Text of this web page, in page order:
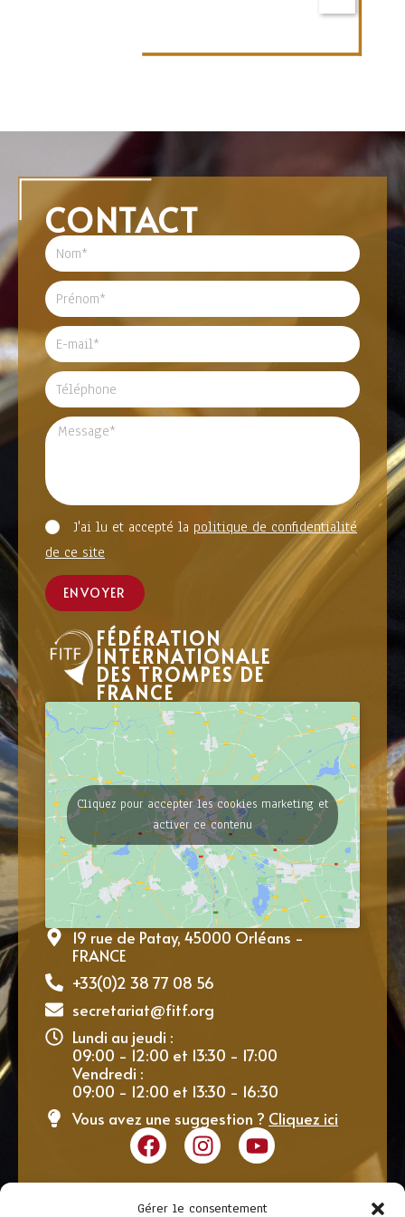
Gérer le consentement
CONTACT
J'ai lu et accepté la politique de confidentialité
de ce site
ENVOYER
FÉDÉRATION
INTERNATIONALE
DES TROMPES DE
FRANCE
Cliquez pour accepter les cookies marketing et
activer ce contenu
19 rue de Patay, 45000 Orléans -
FRANCE
+33(0)2 38 77 08 56
secretariat@fitf.org
Lundi au jeudi :
09:00 - 12:00 et 13:30 - 17:00
Vendredi :
09:00 - 12:00 et 13:30 - 16:30
Vous avez une suggestion ? Cliquez ici